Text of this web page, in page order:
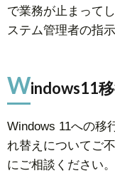
で業務が止まって
ステム管理者の指
Windows11
Windows 11への移
れ替えについてご
にご相談ください